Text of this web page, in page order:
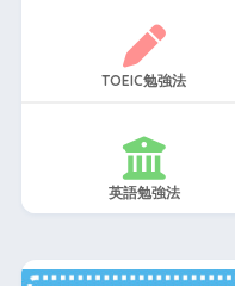
TOEIC勉強法
英語勉強法